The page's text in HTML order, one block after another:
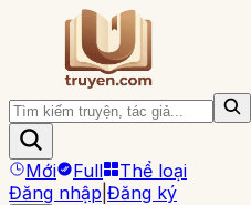
Mới Full
Thể loại
Đăng nhập Đăng ký